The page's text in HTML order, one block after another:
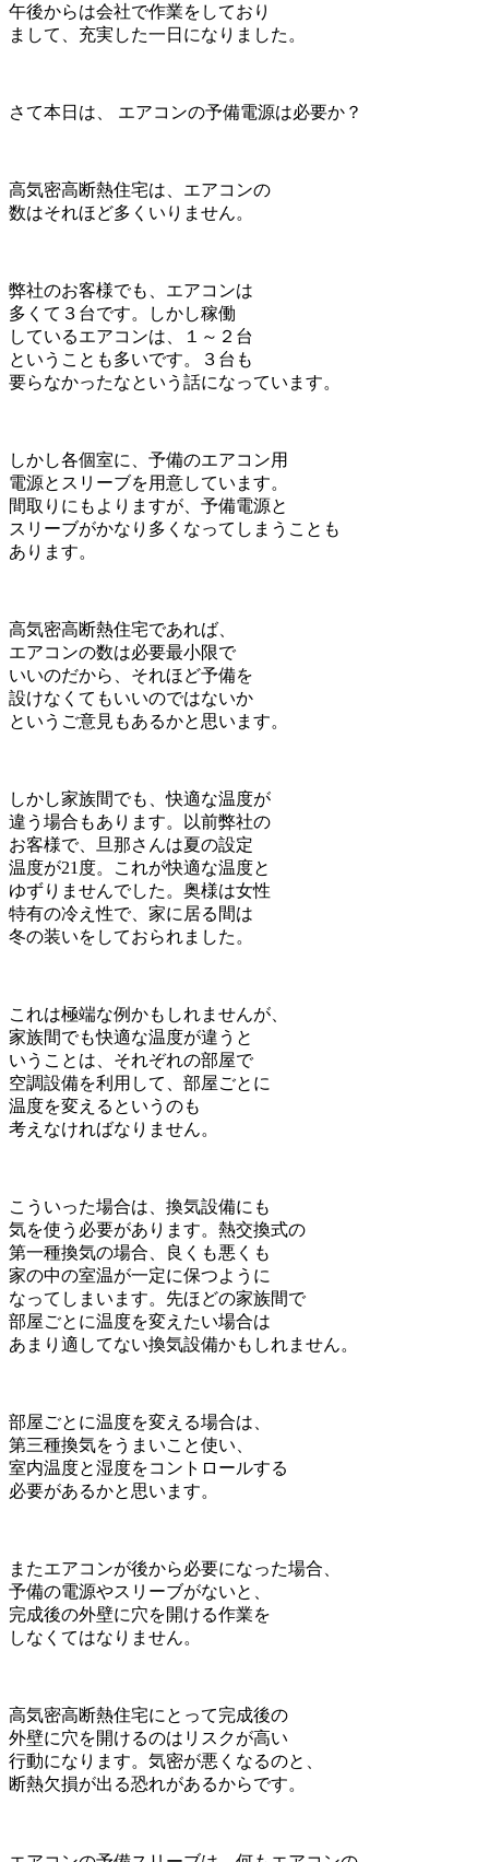
午後からは会社で作業をしており
まして、充実した一日になりました。
さて本日は、 エアコンの予備電源は必要か？
高気密高断熱住宅は、エアコンの
数はそれほど多くいりません。
弊社のお客様でも、エアコンは
多くて３台です。しかし稼働
しているエアコンは、１～２台
ということも多いです。３台も
要らなかったなという話になっています。
しかし各個室に、予備のエアコン用
電源とスリーブを用意しています。
間取りにもよりますが、予備電源と
スリーブがかなり多くなってしまうことも
あります。
高気密高断熱住宅であれば、
エアコンの数は必要最小限で
いいのだから、それほど予備を
設けなくてもいいのではないか
というご意見もあるかと思います。
しかし家族間でも、快適な温度が
違う場合もあります。以前弊社の
お客様で、旦那さんは夏の設定
温度が21度。これが快適な温度と
ゆずりませんでした。奥様は女性
特有の冷え性で、家に居る間は
冬の装いをしておられました。
これは極端な例かもしれませんが、
家族間でも快適な温度が違うと
いうことは、それぞれの部屋で
空調設備を利用して、部屋ごとに
温度を変えるというのも
考えなければなりません。
こういった場合は、換気設備にも
気を使う必要があります。熱交換式の
第一種換気の場合、良くも悪くも
家の中の室温が一定に保つように
なってしまいます。先ほどの家族間で
部屋ごとに温度を変えたい場合は
あまり適してない換気設備かもしれません。
部屋ごとに温度を変える場合は、
第三種換気をうまいこと使い、
室内温度と湿度をコントロールする
必要があるかと思います。
またエアコンが後から必要になった場合、
予備の電源やスリーブがないと、
完成後の外壁に穴を開ける作業を
しなくてはなりません。
高気密高断熱住宅にとって完成後の
外壁に穴を開けるのはリスクが高い
行動になります。気密が悪くなるのと、
断熱欠損が出る恐れがあるからです。